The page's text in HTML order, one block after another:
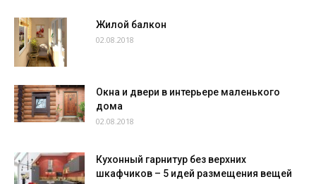
Жилой балкон
02.08.2018
Окна и двери в интерьере маленького
дома
02.08.2018
Кухонный гарнитур без верхних
шкафчиков – 5 идей размещения вещей